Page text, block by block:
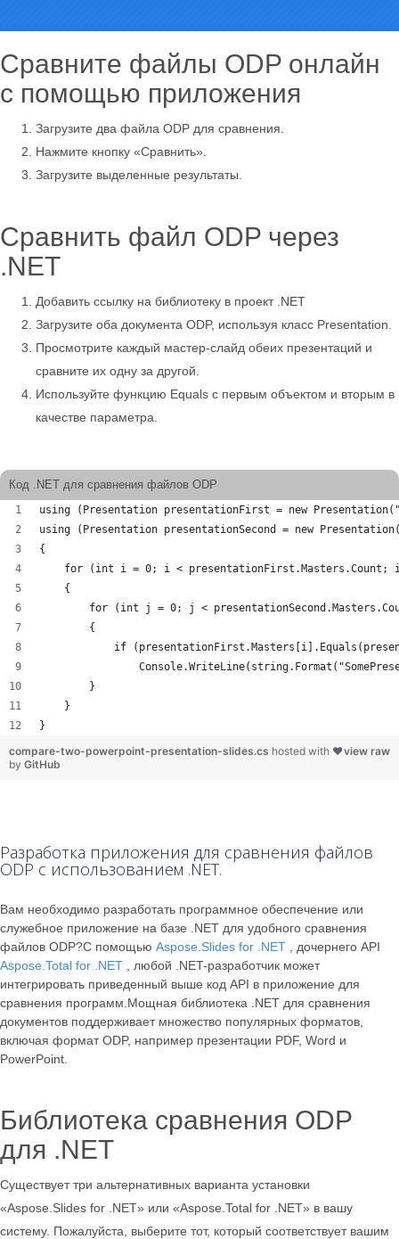
Сравните файлы ODP онлайн
с помощью приложения
Загрузите два файла ODP для сравнения.
Нажмите кнопку «Сравнить».
Загрузите выделенные результаты.
Сравнить файл ODP через
.NET
Добавить ссылку на библиотеку в проект .NET
Загрузите оба документа ODP, используя класс Presentation.
Просмотрите каждый мастер-слайд обеих презентаций и
сравните их одну за другой.
Используйте функцию Equals с первым объектом и вторым в
качестве параметра.
Код .NET для сравнения файлов ODP
using (Presentation presentationFirst = new
using (Presentation presentationSecond = new
{
for (int i = 0; i < presentationFirst.Masters.Count;
    {
for (int j = 0; j <
        {
if
        }
    }
}
view raw
compare-two-powerpoint-presentation-slides.cs hosted with ❤
by GitHub
Разработка приложения для сравнения файлов
ODP с использованием .NET.
Вам необходимо разработать программное обеспечение или
служебное приложение на базе .NET для удобного сравнения
файлов ODP?С помощью Aspose.Slides for .NET , дочернего API
Aspose.Total for .NET , любой .NET-разработчик может
интегрировать приведенный выше код API в приложение для
сравнения программ.Мощная библиотека .NET для сравнения
документов поддерживает множество популярных форматов,
включая формат ODP, например презентации PDF, Word и
PowerPoint.
Библиотека сравнения ODP
для .NET
Существует три альтернативных варианта установки
«Aspose.Slides for .NET» или «Aspose.Total for .NET» в вашу
систему. Пожалуйста, выберите тот, который соответствует вашим